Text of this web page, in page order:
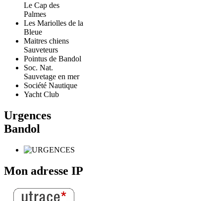
Le Cap des
Palmes
Les Mariolles de la
Bleue
Maitres chiens
Sauveteurs
Pointus de Bandol
Soc. Nat.
Sauvetage en mer
Société Nautique
Yacht Club
Urgences
Bandol
Mon adresse IP